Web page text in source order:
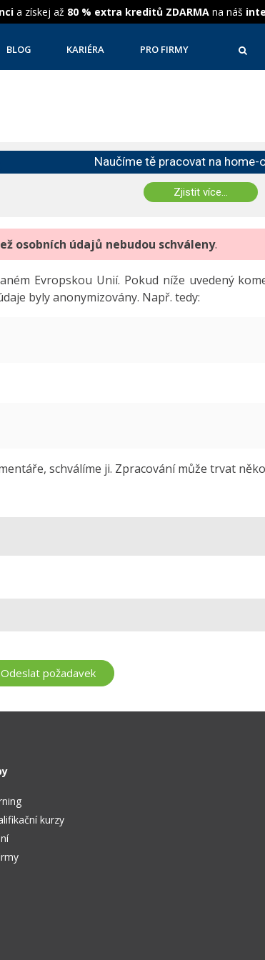
a získej až 80 % extra kreditů ZDARMA na náš
BLOG KARIÉRA PRO FIRMY
Naučíme tě pracovat na home-
Zjistit více...
osobních údajů nebudou schváleny.
Evropskou Unií. Pokud níže uvedený
byly anonymizovány. Např. tedy:
schválíme ji. Zpracování může trvat
kurzy